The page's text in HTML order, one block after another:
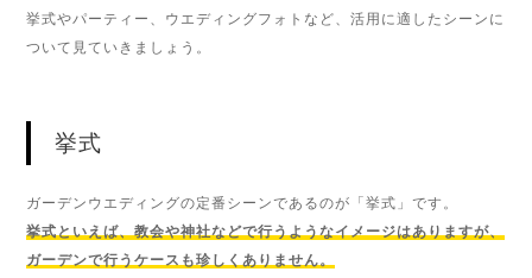
挙式やパーティー、ウエディングフォトなど、活用に適したシーンに
ついて見ていきましょう。
挙式
ガーデンウエディングの定番シーンであるのが「挙式」です。
挙式といえば、教会や神社などで行うようなイメージはありますが、
ガーデンで行うケースも珍しくありません。